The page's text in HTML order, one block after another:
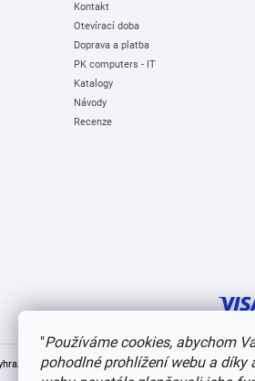
"Používáme cookies, abychom
pohodlné prohlížení webu a díky
Kontakt
Otevírací doba
Doprava a platba
PK computers - IT
Katalogy
Návody
Recenze
Upravit nastavení cookies